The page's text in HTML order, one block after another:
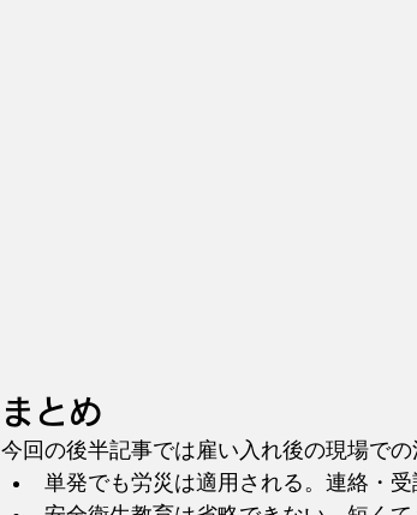
まとめ
今回の後半記事では雇い入れ後の現場で
単発でも労災は適用される。連絡・